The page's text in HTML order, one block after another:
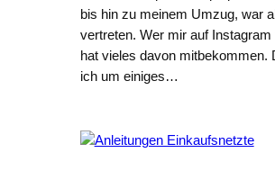
bis hin zu meinem Umzug, war
vertreten. Wer mir auf Instagram
hat vieles davon mitbekommen.
ich um einiges…